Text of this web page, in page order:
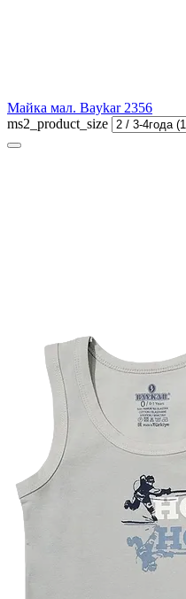
Майка мал. Baykar 2356
ms2_product_size